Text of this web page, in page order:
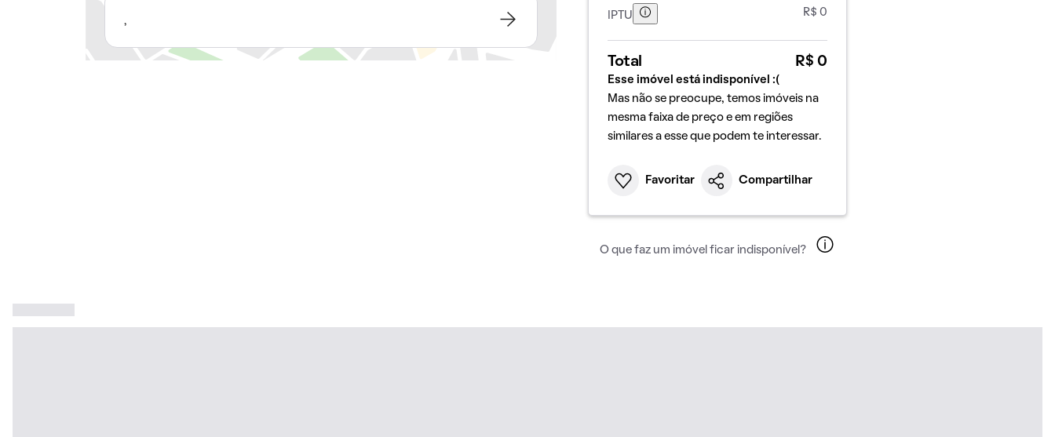
,
IPTU R$ 0
Total R$ 0
Esse imóvel está indisponível :(
Mas não se preocupe, temos imóveis na
mesma faixa de preço e em regiões
similares a esse que podem te interessar.
Favoritar Compartilhar
O que faz um imóvel ficar indisponível?